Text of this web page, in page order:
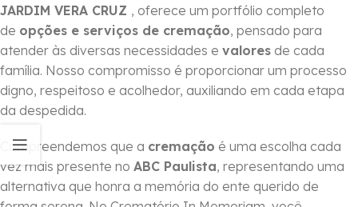
JARDIM VERA CRUZ , oferece um portfólio completo
de opções e serviços de cremação, pensado para
atender às diversas necessidades e valores de cada
família. Nosso compromisso é proporcionar um processo
digno, respeitoso e acolhedor, auxiliando em cada etapa
da despedida.
Compreendemos que a cremação é uma escolha cada
vez mais presente no ABC Paulista, representando uma
alternativa que honra a memória do ente querido de